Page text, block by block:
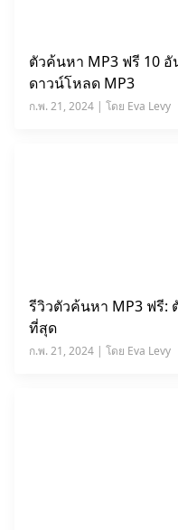
ตัวค้นหา MP3 ฟรี 10
ดาวน์โหลด MP3
ก.พ. 21, 2024 | โดย Eva Levy
รีวิวตัวค้นหา MP3 ฟรี:
ที่สุด
ก.พ. 21, 2024 | โดย Eva Levy